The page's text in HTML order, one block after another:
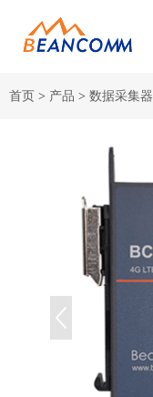
首页 > 产品 > 数据采集器